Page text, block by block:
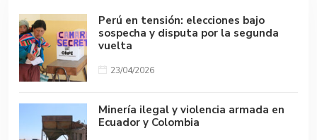
Perú en tensión: elecciones bajo
sospecha y disputa por la segunda
vuelta
23/04/2026
Minería ilegal y violencia armada en
Ecuador y Colombia